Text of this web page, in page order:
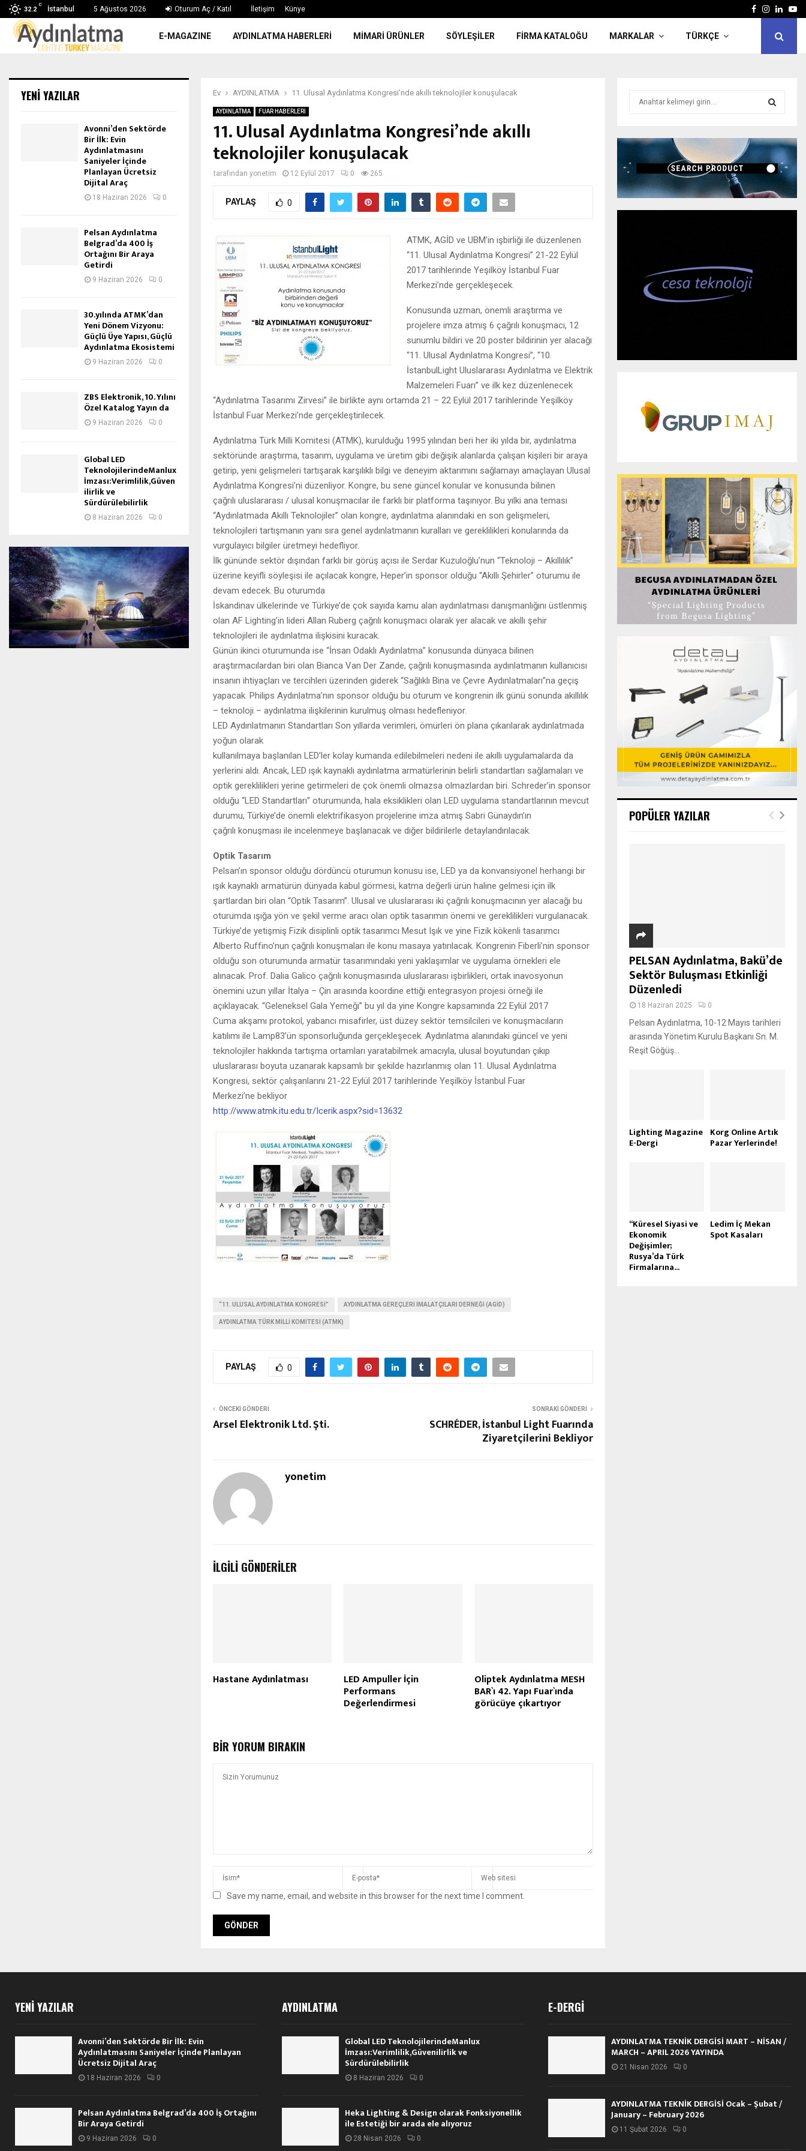
32.2
C
İstanbul 5 Ağustos 2026 Oturum Aç / Katıl İletişim Künye Facebook
E-MAGAZINE AYDINLATMA HABERLERİ MİMARİ ÜRÜNLER SÖYLEŞİLER FİRMA KATALOĞU MARKALAR TÜRKÇE
Ev AYDINLATMA 11. Ulusal Aydınlatma Kongresi’nde akıllı teknolojiler konuşulacak
AYDINLATMA FUAR HABERLERİ
11. Ulusal Aydınlatma Kongresi’nde akıllı
teknolojiler konuşulacak
tarafından yonetim 12 Eylül 2017 0 265
PAYLAŞ 0
ATMK, AGİD ve UBM’in işbirliği ile düzenlenen
“11. Ulusal Aydınlatma Kongresi” 21-22 Eylül
2017 tarihlerinde Yeşilköy İstanbul Fuar
Merkezi’nde gerçekleşecek.
Konusunda uzman, önemli araştırma ve
projelere imza atmış 6 çağrılı konuşmacı, 12
sunumlu bildiri ve 20 poster bildirinin yer alacağı
“11. Ulusal Aydınlatma Kongresi”, “10.
İstanbulLight Uluslararası Aydınlatma ve Elektrik
Malzemeleri Fuarı” ve ilk kez düzenlenecek
“Aydınlatma Tasarımı Zirvesi” ile birlikte aynı ortamda 21 – 22 Eylül 2017 tarihlerinde Yeşilköy
İstanbul Fuar Merkezi’nde gerçekleştirilecek.
Aydınlatma Türk Milli Komitesi (ATMK), kurulduğu 1995 yılından beri her iki yılda bir, aydınlatma
sektöründe araştırma, tasarım, uygulama ve üretim gibi değişik alanlarda çalışan kişileri bir araya
getirip, yeni gelişmeleri tartışarak karşılıklı bilgi ve deneyim aktarımını sağlamayı amaçlayan Ulusal
Aydınlatma Kongresi’ni düzenliyor. Kongre, bu sene güncel konular ve konusunda bilinen
çağrılı uluslararası / ulusal konuşmacılar ile farklı bir platforma taşınıyor. Bu yılki ana teması
“Aydınlatmada Akıllı Teknolojiler” olan kongre, aydınlatma alanındaki en son gelişmeleri,
teknolojileri tartışmanın yanı sıra genel aydınlatmanın kuralları ve gereklilikleri konularında da
vurgulayıcı bilgiler üretmeyi hedefliyor.
İlk gününde sektör dışından farklı bir görüş açısı ile Serdar Kuzuloğlu’nun “Teknoloji – Akıllılık”
üzerine keyifli söyleşisi ile açılacak kongre, Heper’in sponsor olduğu “Akıllı Şehirler” oturumu ile
devam edecek. Bu oturumda
İskandinav ülkelerinde ve Türkiye’de çok sayıda kamu alan aydınlatması danışmanlığını üstlenmiş
olan AF Lighting’in lideri Allan Ruberg çağrılı konuşmacı olarak yer alacak ve akıllı şehir
teknolojileri ile aydınlatma ilişkisini kuracak.
Günün ikinci oturumunda ise “İnsan Odaklı Aydınlatma” konusunda dünyaca bilinen
araştırmacılardan biri olan Bianca Van Der Zande, çağrılı konuşmasında aydınlatmanın kullanıcısı
insanın ihtiyaçları ve tercihleri üzerinden giderek “Sağlıklı Bina ve Çevre Aydınlatmaları”na geçiş
yapacak. Philips Aydınlatma’nın sponsor olduğu bu oturum ve kongrenin ilk günü sonunda akıllılık
– teknoloji – aydınlatma ilişkilerinin kurulmuş olması hedefleniyor.
LED Aydınlatmanın Standartları Son yıllarda verimleri, ömürleri ön plana çıkarılarak aydınlatmada
yoğun olarak
kullanılmaya başlanılan LED’ler kolay kumanda edilebilmeleri nedeni ile akıllı uygulamalarda da
yerlerini aldı. Ancak, LED ışık kaynaklı aydınlatma armatürlerinin belirli standartları sağlamaları ve
optik gereklilikleri yerine getirmeleri de çok önemli olmazsa olmazlardan biri. Schreder’in sponsor
olduğu “LED Standartları” oturumunda, hala eksiklikleri olan LED uygulama standartlarının mevcut
durumu, Türkiye’de önemli elektrifikasyon projelerine imza atmış Sabri Günaydın’ın
çağrılı konuşması ile incelenmeye başlanacak ve diğer bildirilerle detaylandırılacak.
Optik Tasarım
Pelsan’ın sponsor olduğu dördüncü oturumun konusu ise, LED ya da konvansiyonel herhangi bir
ışık kaynaklı armatürün dünyada kabul görmesi, katma değerli ürün haline gelmesi için ilk
şartlardan biri olan “Optik Tasarım”. Ulusal ve uluslararası iki çağrılı konuşmacının yer alacağı bu
oturumda ışığa yön ve şekil verme aracı olan optik tasarımın önemi ve gereklilikleri vurgulanacak.
Türkiye’de yetişmiş Fizik disiplinli optik tasarımcı Mesut Işık ve yine Fizik kökenli tasarımcı
Alberto Ruffino’nun çağrılı konuşmaları ile konu masaya yatırılacak. Kongrenin Fiberli’nin sponsor
olduğu son oturumunda armatür tasarımındaki yeni yaklaşımlar ve uygulama örnekleri ele
alınacak. Prof. Dalia Galico çağrılı konuşmasında uluslararası işbirlikleri, ortak inavosyonun
önemini uzun yıllar İtalya – Çin arasında koordine ettiği entegrasyon projesi örneği ile
açıklayacak. “Geleneksel Gala Yemeği” bu yıl da yine Kongre kapsamında 22 Eylül 2017
Cuma akşamı protokol, yabancı misafirler, üst düzey sektör temsilcileri ve konuşmacıların
katılımı ile Lamp83’ün sponsorluğunda gerçekleşecek. Aydınlatma alanındaki güncel ve yeni
teknolojiler hakkında tartışma ortamları yaratabilmek amacıyla, ulusal boyutundan çıkıp
uluslararası boyuta uzanarak kapsamlı bir şekilde hazırlanmış olan 11. Ulusal Aydınlatma
Kongresi, sektör çalışanlarını 21-22 Eylül 2017 tarihlerinde Yeşilköy İstanbul Fuar
Merkezi’ne bekliyor
http://www.atmk.itu.edu.tr/Icerik.aspx?sid=13632
“11. ULUSAL AYDINLATMA KONGRESI” AYDINLATMA GEREÇLERI İMALATÇILARI DERNEĞI (AGİD)
AYDINLATMA TÜRK MILLI KOMITESI (ATMK)
PAYLAŞ 0
ÖNCEKI GÖNDERI
Arsel Elektronik Ltd. Şti.
SONRAKI GÖNDERI
SCHRÉDER, İstanbul Light Fuarında
Ziyaretçilerini Bekliyor
yonetim
İLGILI GÖNDERILER
Hastane Aydınlatması LED Ampuller İçin
Performans
Değerlendirmesi
Oliptek Aydınlatma MESH
BAR`ı 42. Yapı Fuar`ında
görücüye çıkartıyor
BIR YORUM BIRAKIN
Save my name, email, and website in this browser for the next time I comment.
YENI YAZILAR
Avonni’den Sektörde
Bir İlk: Evin
Aydınlatmasını
Saniyeler İçinde
Planlayan Ücretsiz
Dijital Araç
18 Haziran 2026 0
Pelsan Aydınlatma
Belgrad’da 400 İş
Ortağını Bir Araya
Getirdi
9 Haziran 2026 0
30.yılında ATMK’dan
Yeni Dönem Vizyonu:
Güçlü Üye Yapısı, Güçlü
Aydınlatma Ekosistemi
9 Haziran 2026 0
ZBS Elektronik, 10. Yılını
Özel Katalog Yayın da
9 Haziran 2026 0
Global LED
TeknolojilerindeManlux
İmzası:Verimlilik,Güven
ilirlik ve
Sürdürülebilirlik
8 Haziran 2026 0
ı
:
R
A
M
POPÜLER YAZILAR
PELSAN Aydınlatma, Bakü’de
Sektör Buluşması Etkinliği
Düzenledi
18 Haziran 2025 0
Pelsan Aydınlatma, 10-12 Mayıs tarihleri
arasında Yönetim Kurulu Başkanı Sn. M.
Reşit Göğüş...
Lighting Magazine
E-Dergi
Korg Online Artık
Pazar Yerlerinde!
“Küresel Siyasi ve
Ekonomik
Değişimler;
Rusya’da Türk
Firmalarına...
Ledim İç Mekan
Spot Kasaları
YENI YAZILAR
Avonni’den Sektörde Bir İlk: Evin
Aydınlatmasını Saniyeler İçinde Planlayan
Ücretsiz Dijital Araç
18 Haziran 2026 0
Pelsan Aydınlatma Belgrad’da 400 İş Ortağını
Bir Araya Getirdi
9 Haziran 2026 0
AYDINLATMA
Global LED TeknolojilerindeManlux
İmzası:Verimlilik,Güvenilirlik ve
Sürdürülebilirlik
8 Haziran 2026 0
Heka Lighting & Design olarak Fonksiyonellik
ile Estetiği bir arada ele alıyoruz
28 Nisan 2026 0
E-DERGI
AYDINLATMA TEKNİK DERGİSİ MART – NİSAN /
MARCH – APRIL 2026 YAYINDA
21 Nisan 2026 0
AYDINLATMA TEKNİK DERGİSİ Ocak – Şubat /
January – February 2026
11 Şubat 2026 0